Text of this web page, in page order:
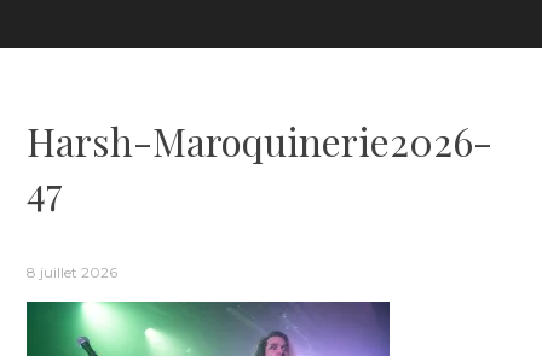
Harsh-Maroquinerie2026-
47
8 juillet 2026